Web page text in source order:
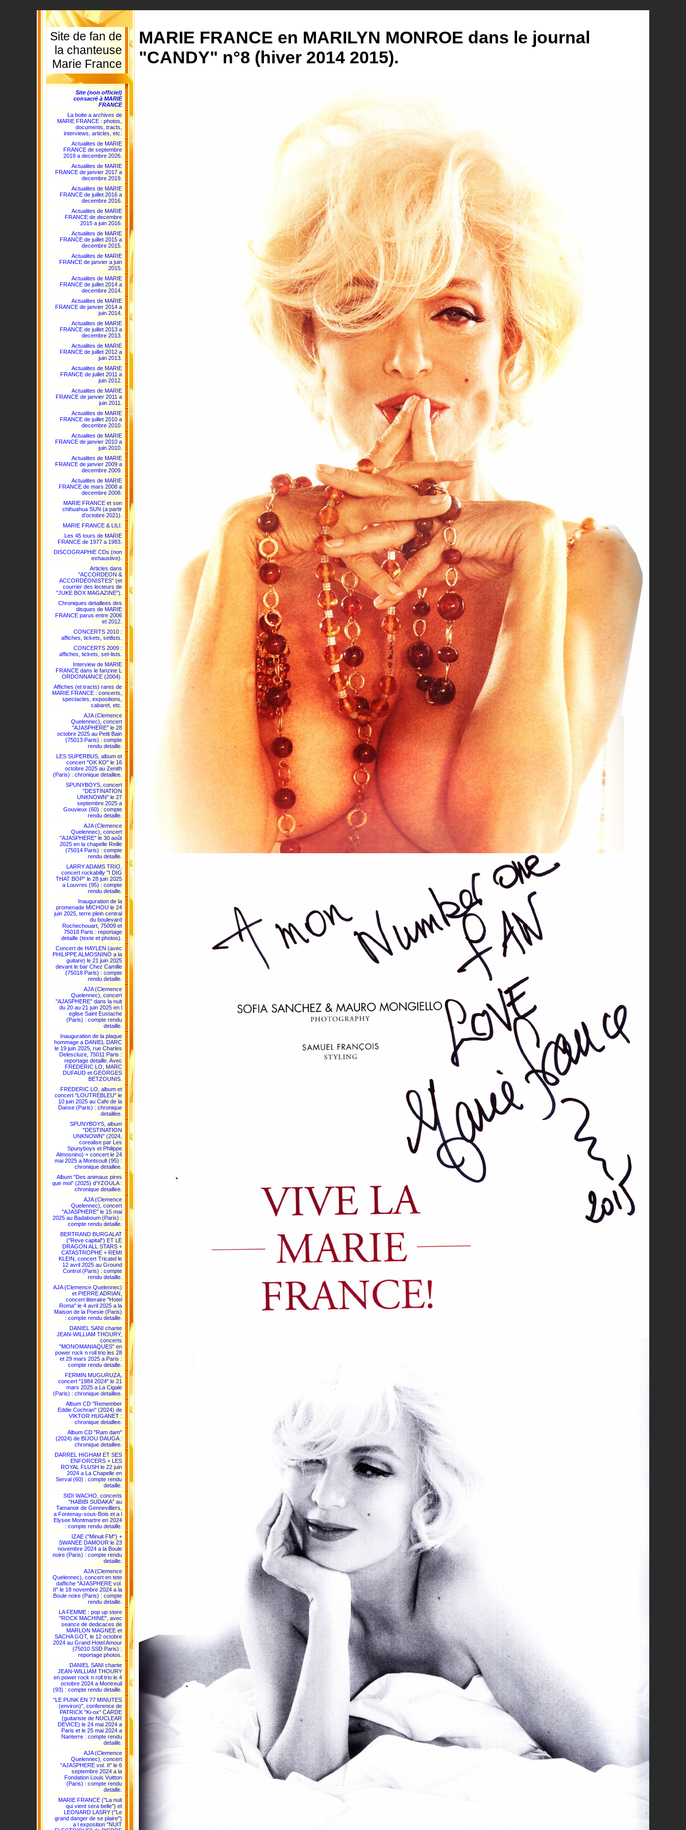
Site de fan de
la chanteuse
Marie France
Site (non officiel)
consacré à MARIE
FRANCE
La boite a archives de
MARIE FRANCE : photos,
documents, tracts,
interviews, articles, etc.
Actualites de MARIE
FRANCE de septembre
2019 a decembre 2026.
Actualites de MARIE
FRANCE de janvier 2017 a
decembre 2019.
Actualites de MARIE
FRANCE de juillet 2016 a
decembre 2016.
Actualites de MARIE
FRANCE de decembre
2015 a juin 2016.
Actualites de MARIE
FRANCE de juillet 2015 a
decembre 2015.
Actualites de MARIE
FRANCE de janvier a juin
2015.
Actualites de MARIE
FRANCE de juillet 2014 a
decembre 2014.
Actualites de MARIE
FRANCE de janvier 2014 a
juin 2014.
Actualites de MARIE
FRANCE de juillet 2013 a
decembre 2013.
Actualites de MARIE
FRANCE de juillet 2012 a
juin 2013.
Actualites de MARIE
FRANCE de juillet 2011 a
juin 2012.
Actualites de MARIE
FRANCE de janvier 2011 a
juin 2011.
Actualites de MARIE
FRANCE de juillet 2010 a
decembre 2010.
Actualites de MARIE
FRANCE de janvier 2010 a
juin 2010.
Actualites de MARIE
FRANCE de janvier 2009 a
decembre 2009.
Actualites de MARIE
FRANCE de mars 2008 a
decembre 2008.
MARIE FRANCE et son
chihuahua SUN (a partir
d'octobre 2021).
MARIE FRANCE & LILI.
Les 45 tours de MARIE
FRANCE de 1977 a 1983.
DISCOGRAPHIE CDs (non
exhaustive).
Articles dans
"ACCORDEON &
ACCORDÉONISTES" (et
courrier des lecteurs de
"JUKE BOX MAGAZINE").
Chroniques detaillees des
disques de MARIE
FRANCE parus entre 2006
et 2012.
CONCERTS 2010 :
affiches, tickets, setlists.
CONCERTS 2009 :
affiches, tickets, set-lists.
Interview de MARIE
FRANCE dans le fanzine L
ORDONNANCE (2004).
Affiches (et tracts) rares de
MARIE FRANCE : concerts,
spectacles, expositions,
cabaret, etc.
AJA (Clemence
Quelennec), concert
"AJASPHERE" le 28
octobre 2025 au Petit Bain
(75013 Paris) : compte
rendu detaille.
LES SUPERBUS, album et
concert "OK KO" le 16
octobre 2025 au Zenith
(Paris) : chronique detaillee.
SPUNYBOYS, concert
"DESTINATION
UNKNOWN" le 27
septembre 2025 a
Gouvieux (60) : compte
rendu detaille.
AJA (Clemence
Quelennec), concert
"AJASPHERE" le 30 août
2025 en la chapelle Reille
(75014 Paris) : compte
rendu detaille.
LARRY ADAMS TRIO,
concert rockabilly "I DIG
THAT BOP" le 28 juin 2025
a Louvres (95) : compte
rendu detaille.
Inauguration de la
promenade MICHOU le 24
juin 2025, terre plein central
du boulevard
Rochechouart, 75009 et
75018 Paris : reportage
detaille (texte et photos).
Concert de HAYLEN (avec
PHILIPPE ALMOSNINO a la
guitare) le 21 juin 2025
devant le bar Chez Camille
(75018 Paris) : compte
rendu detaille.
AJA (Clemence
Quelennec), concert
"AJASPHERE" dans la nuit
du 20 au 21 juin 2025 en l
eglise Saint Eustache
(Paris) : compte rendu
detaille.
Inauguration de la plaque
hommage a DANIEL DARC
le 19 juin 2025, rue Charles
Delescluze, 75011 Paris :
reportage detaille. Avec
FREDERIC LO, MARC
DUFAUD et GEORGES
BETZOUNIS.
FREDERIC LO, album et
concert "LOUTREBLEU" le
10 juin 2025 au Cafe de la
Danse (Paris) : chronique
detaillee.
SPUNYBOYS, album
"DESTINATION
UNKNOWN" (2024,
corealise par Les
Spunyboys et Philippe
Almosnino) + concert le 24
mai 2025 a Montsoult (95) :
chronique detaillee.
Album "Des animaux pires
que moi" (2025) d'YZOULA :
chronique detaillee.
AJA (Clemence
Quelennec), concert
"AJASPHERE" le 15 mai
2025 au Badaboum (Paris) :
compte rendu detaille.
BERTRAND BURGALAT
("Reve capital") ET LE
DRAGON ALL STARS +
CATASTROPHE + REMI
KLEIN, concert Tricatel le
12 avril 2025 au Ground
Control (Paris) : compte
rendu detaille.
AJA (Clemence Quelennec)
et PIERRE ADRIAN,
concert litteraire "Hotel
Roma" le 4 avril 2025 a la
Maison de la Poesie (Paris)
: compte rendu detaille.
DANIEL SANI chante
JEAN-WILLIAM THOURY,
concerts
"MONOMANIAQUES" en
power rock n roll trio les 28
et 29 mars 2025 a Paris :
compte rendu detaille.
FERMIN MUGURUZA,
concert "1984 2024" le 21
mars 2025 a La Cigale
(Paris) : chronique detaillee.
Album CD "Remember
Eddie Cochran" (2024) de
VIKTOR HUGANET :
chronique detaillee.
Album CD "Ram dam"
(2024) de BIJOU DAUGA :
chronique detaillee.
DARREL HIGHAM ET SES
ENFORCERS + LES
ROYAL FLUSH le 22 juin
2024 a La Chapelle en
Serval (60) : compte rendu
detaille.
SIDI WACHO, concerts
"HABIBI SUDAKA" au
Tamanoir de Gennevilliers,
a Fontenay-sous-Bois et a l
Elysee Montmartre en 2024
: compte rendu detaille.
IZAE ("Minuit FM") +
SWANEE DAMOUR le 23
novembre 2024 a la Boule
noire (Paris) : compte rendu
detaille.
AJA (Clemence
Quelennec), concert en tete
daffiche "AJASPHERE vol.
II" le 18 novembre 2024 a la
Boule noire (Paris) : compte
rendu detaille.
LA FEMME : pop up store
"ROCK MACHINE", avec
seance de dedicaces de
MARLON MAGNEE et
SACHA GOT, le 12 octobre
2024 au Grand Hotel Amour
(75010 SSD Paris) :
reportage photos.
DANIEL SANI chante
JEAN-WILLIAM THOURY
en power rock n roll trio le 4
octobre 2024 a Montreuil
(93) : compte rendu detaille.
"LE PUNK EN 77 MINUTES
(environ)", conference de
PATRICK "Ki-ox" CARDE
(guitariste de NUCLEAR
DEVICE) le 24 mai 2024 a
Paris et le 25 mai 2024 a
Nanterre : compte rendu
detaille.
AJA (Clemence
Quelennec), concert
"AJASPHERE vol. II" le 6
septembre 2024 a la
Fondation Louis Vuitton
(Paris) : compte rendu
detaille.
MARIE FRANCE ("La nuit
qui vient sera belle") et
LEONARD LASRY ("Le
grand danger de se plaire")
a l exposition "NUIT
MARIE FRANCE en MARILYN MONROE dans le journal
"CANDY" n°8 (hiver 2014 2015).